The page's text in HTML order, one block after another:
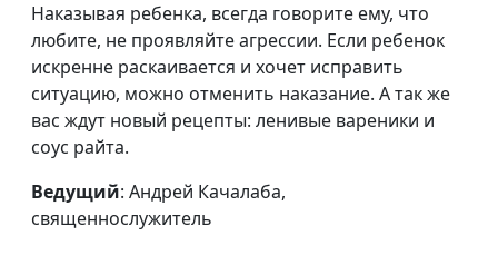
Наказывая ребенка, всегда говорите ему, что
любите, не проявляйте агрессии. Если ребенок
искренне раскаивается и хочет исправить
ситуацию, можно отменить наказание. А так же
вас ждут новый рецепты: ленивые вареники и
соус райта.
Ведущий: Андрей Качалаба,
священнослужитель
Абы какой христианин
Андрей Качалаба,
священнослужитель
Секрет успеха
Андрей Качалаба,
священнослужитель
#232
Не быть глупым
священнослужитель
Лучшее в мире место